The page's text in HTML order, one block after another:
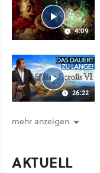
4:09
26:22
mehr anzeigen
AKTUELL